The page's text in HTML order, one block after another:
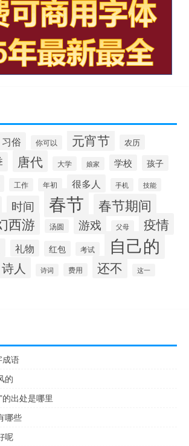
习俗 你可以 元宵节 农历
唐代 大学 娘家 学校 孩子
工作 年初 很多人 手机 技能
时间 春节 春节期间
西游 汤圆 游戏 父母 疫情
礼物 红包 考试 自己的
诗人 诗词 费用 还不 这一
成语
的
的出处是哪里
哪些
呢